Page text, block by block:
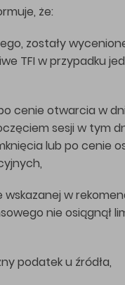
że:
zostały
TFI w przypadku
cenie otwarcia w
sesji w tym
lub po cenie
w
nie osiągnął
podatek u źródła,